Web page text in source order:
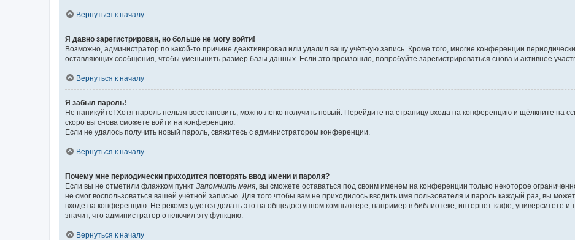
Вернуться к началу
Я давно зарегистрирован, но больше не могу войти!
Возможно, администратор по какой-то причине деактивировал или удалил вашу учётную запись. Кроме того, многие конференции
оставляющих сообщения, чтобы уменьшить размер базы данных. Если это произошло, попробуйте зарегистрироваться снова и активнее
Вернуться к началу
Я забыл пароль!
Не паникуйте! Хотя пароль нельзя восстановить, можно легко получить новый. Перейдите на страницу входа на конференцию и щёлкните на
скоро вы снова сможете войти на конференцию.
Если не удалось получить новый пароль, свяжитесь с администратором конференции.
Вернуться к началу
Почему мне периодически приходится повторять ввод имени и пароля?
Если вы не отметили флажком пункт Запомнить меня , вы сможете оставаться под своим именем на конференции только некоторое
не смог воспользоваться вашей учётной записью. Для того чтобы вам не приходилось вводить имя пользователя и пароль каждый раз, вы
входе на конференцию. Не рекомендуется делать это на общедоступном компьютере, например в библиотеке, интернет-кафе, университете и
значит, что администратор отключил эту функцию.
Вернуться к началу